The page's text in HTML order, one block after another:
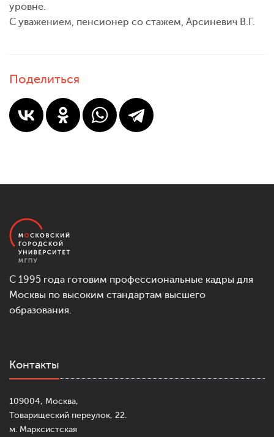
уровне.
С уважением, пенсионер со стажем, Арсиневич В.Г.
Поделиться
С 1995 года готовим профессиональные кадры для
Москвы по высоким стандартам высшего
образования.
Контакты
109004, Москва,
Товарищеский переулок, 22.
м. Марксистская